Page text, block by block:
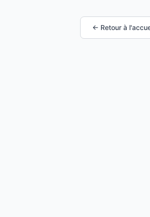
← Retour à